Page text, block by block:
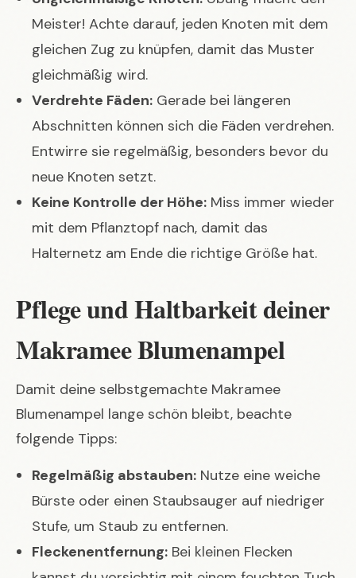
Meister! Achte darauf, jeden Knoten mit dem
gleichen Zug zu knüpfen, damit das Muster
gleichmäßig wird.
Verdrehte Fäden: Gerade bei längeren
Abschnitten können sich die Fäden verdrehen.
Entwirre sie regelmäßig, besonders bevor du
neue Knoten setzt.
Keine Kontrolle der Höhe: Miss immer wieder
mit dem Pflanztopf nach, damit das
Halternetz am Ende die richtige Größe hat.
Pflege und Haltbarkeit deiner
Makramee Blumenampel
Damit deine selbstgemachte Makramee
Blumenampel lange schön bleibt, beachte
folgende Tipps:
Regelmäßig abstauben: Nutze eine weiche
Bürste oder einen Staubsauger auf niedriger
Stufe, um Staub zu entfernen.
Fleckenentfernung: Bei kleinen Flecken